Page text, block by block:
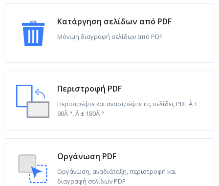
Κατάργηση σελίδων από PDF
Μόνιμη διαγραφή σελίδων από PDF
Περιστροφή PDF
Περιστρέψτε και αναστρέψτε τις σελίδες PDF Â ±
90Â °, Â ± 180Â °
Οργάνωση PDF
Οργάνωση, αναδιάταξη, περιστροφή και
διαγραφή σελίδων PDF